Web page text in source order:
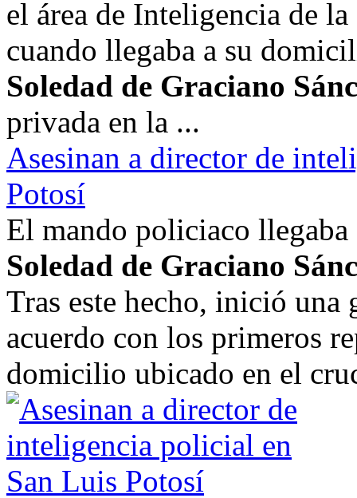
el área de Inteligencia de
cuando llegaba a su
Soledad de Graciano
privada en la ...
Asesinan a director de
Potosí
El mando policiaco
Soledad de Graciano
Tras este hecho, inició
acuerdo con los primeros
domicilio ubicado en el